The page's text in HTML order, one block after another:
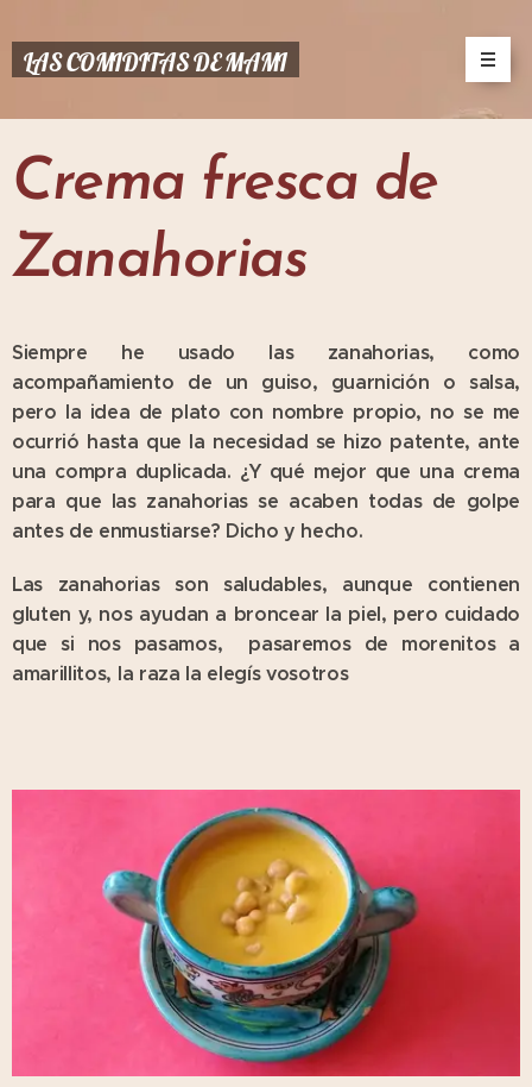
LAS COMIDITAS DE MAMI
Crema fresca de
Zanahorias
Siempre he usado las zanahorias, como
acompañamiento de un guiso, guarnición o salsa,
pero la idea de plato con nombre propio, no se me
ocurrió hasta que la necesidad se hizo patente, ante
una compra duplicada. ¿Y qué mejor que una crema
para que las zanahorias se acaben todas de golpe
antes de enmustiarse? Dicho y hecho.
Las zanahorias son saludables, aunque contienen
gluten y, nos ayudan a broncear la piel, pero cuidado
que si nos pasamos, pasaremos de morenitos a
amarillitos, la raza la elegís vosotros